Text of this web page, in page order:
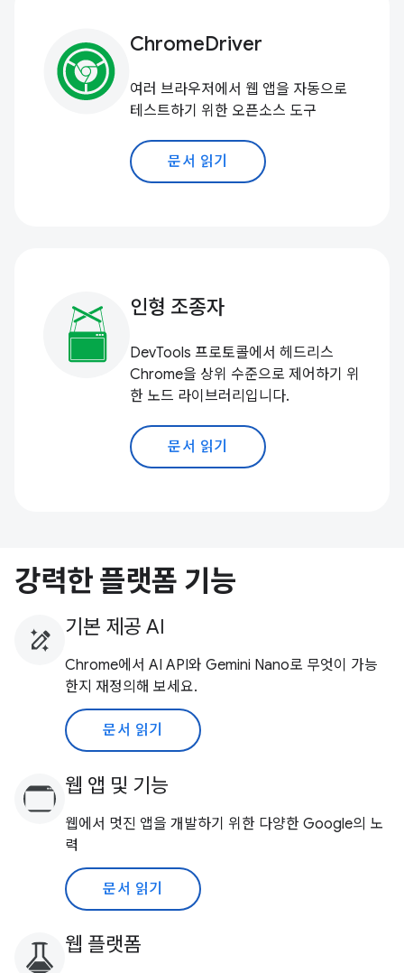
ChromeDriver
여러 브라우저에서 웹 앱을 자동으로
테스트하기 위한 오픈소스 도구
문서 읽기
인형 조종자
DevTools 프로토콜에서 헤드리스
Chrome을 상위 수준으로 제어하기 위
한 노드 라이브러리입니다.
문서 읽기
강력한 플랫폼 기능
기본 제공 AI
Chrome에서 AI API와 Gemini Nano로 무엇이 가능
한지 재정의해 보세요.
문서 읽기
웹 앱 및 기능
웹에서 멋진 앱을 개발하기 위한 다양한 Google의 노
력
문서 읽기
웹 플랫폼